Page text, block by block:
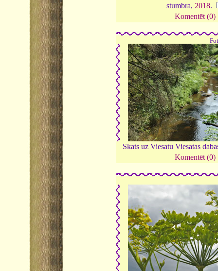
stumbra, 2018.
Komentēt (0)
Skats uz Viesatu Viesatas
Komentēt (0)